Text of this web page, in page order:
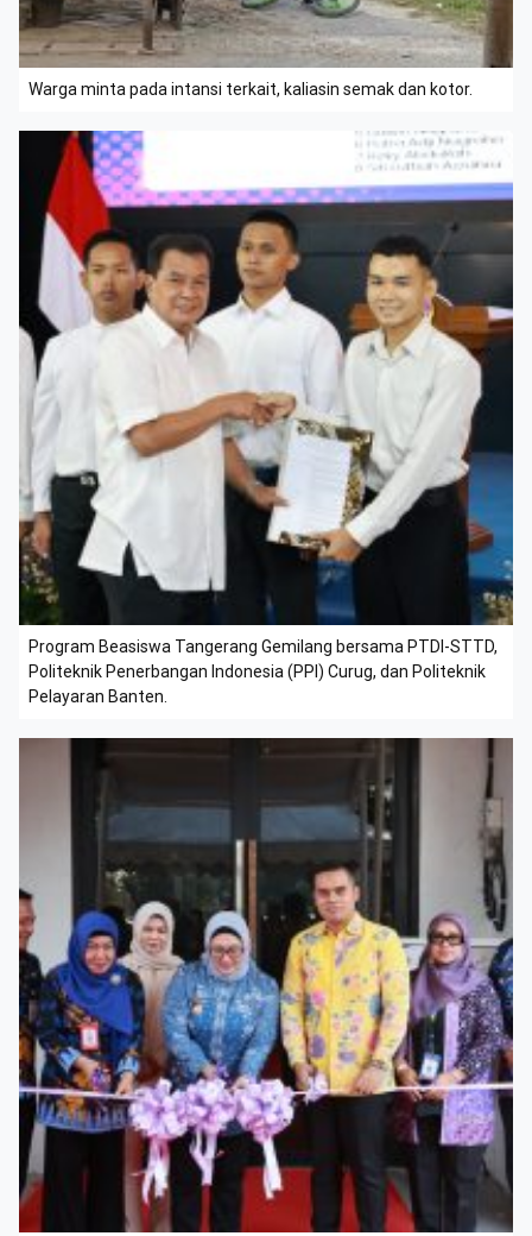
Warga minta pada intansi terkait, kaliasin semak dan kotor.
Program Beasiswa Tangerang Gemilang bersama PTDI-STTD,
Politeknik Penerbangan Indonesia (PPI) Curug, dan Politeknik
Pelayaran Banten.